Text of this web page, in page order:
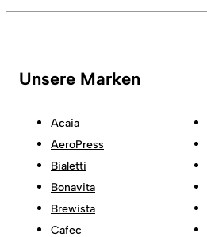
Unsere Marken
Acaia
AeroPress
Bialetti
Bonavita
Brewista
Cafec